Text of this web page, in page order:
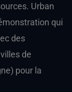
Urban
qui
des
de
pour la